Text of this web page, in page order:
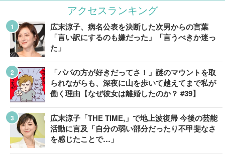
アクセスランキング
広末涼子、病名公表を決断した次男からの言葉
「言い訳にするのも嫌だった」「言うべきか迷っ
た」
「パパの方が好きだってさ！」謎のマウントを取
られながらも、深夜に山を歩いて越えてまで私が
働く理由【なぜ彼女は離婚したのか？ #39】
広末涼子「THE TIME,」で地上波復帰 今後の芸能
活動に言及「自分の弱い部分だったり不甲斐なさ
を感じたことで…」